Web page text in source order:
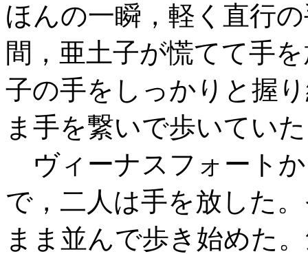
ほんの一瞬，軽く直行
間，亜土子が慌てて手
子の手をしっかりと握
ま手を繋いで歩いてい
ヴィーナスフォート
で，二人は手を放した
まま並んで歩き始めた